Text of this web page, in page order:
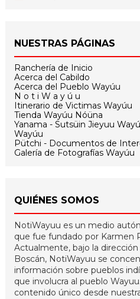
NUESTRAS PÁGINAS
Ranchería de Inicio
Acerca del Cabildo
Acerca del Pueblo Wayúu
N o t i W a y ú u
Itinerario de Victimas Wayúu
Tienda Wayúu Nóüna
Yanama - Sutsüin Jieyuu
Wayúu
Pütchi - Documentos de
Galería de Fotografías Wayúu
QUIÉNES SOMOS
NotiWayuu es un medio
que fue fundado por Karmen
Actualmente, bajo la
Boscán, NotiWayuu se
información sobre pueblos
que involucra al pueblo
contenido único desde